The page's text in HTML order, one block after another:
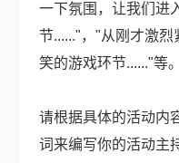
一下氛围，让我们进
节......"，"从刚才激
笑的游戏环节......"等。
请根据具体的活动内
词来编写你的活动主